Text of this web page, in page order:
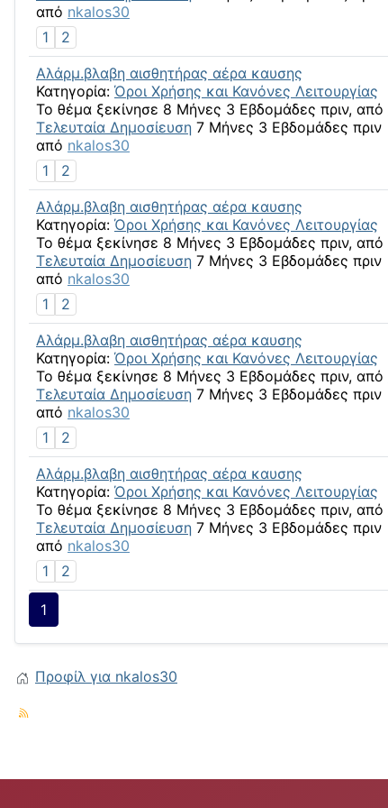
από nkalos30
1
2
Αλάρμ.βλαβη αισθητήρας αέρα καυσης
Κατηγορία: Όροι Χρήσης και Κανόνες Λειτουργίας
Το θέμα ξεκίνησε 8 Μήνες 3 Εβδομάδες πριν, από
Τελευταία Δημοσίευση 7 Μήνες 3 Εβδομάδες πριν
από nkalos30
1
2
Αλάρμ.βλαβη αισθητήρας αέρα καυσης
Κατηγορία: Όροι Χρήσης και Κανόνες Λειτουργίας
Το θέμα ξεκίνησε 8 Μήνες 3 Εβδομάδες πριν, από
Τελευταία Δημοσίευση 7 Μήνες 3 Εβδομάδες πριν
από nkalos30
1
2
Αλάρμ.βλαβη αισθητήρας αέρα καυσης
Κατηγορία: Όροι Χρήσης και Κανόνες Λειτουργίας
Το θέμα ξεκίνησε 8 Μήνες 3 Εβδομάδες πριν, από
Τελευταία Δημοσίευση 7 Μήνες 3 Εβδομάδες πριν
από nkalos30
1
2
Αλάρμ.βλαβη αισθητήρας αέρα καυσης
Κατηγορία: Όροι Χρήσης και Κανόνες Λειτουργίας
Το θέμα ξεκίνησε 8 Μήνες 3 Εβδομάδες πριν, από
Τελευταία Δημοσίευση 7 Μήνες 3 Εβδομάδες πριν
από nkalos30
1
2
1
Προφίλ για nkalos30